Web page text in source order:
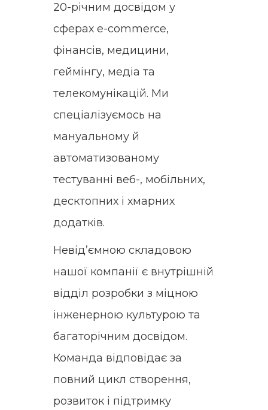
20-річним досвідом у
сферах e-commerce,
фінансів, медицини,
геймінгу, медіа та
телекомунікацій. Ми
спеціалізуємось на
мануальному й
автоматизованому
тестуванні веб-, мобільних,
десктопних і хмарних
додатків.
Невід’ємною складовою
нашої компанії є внутрішній
відділ розробки з міцною
інженерною культурою та
багаторічним досвідом.
Команда відповідає за
повний цикл створення,
розвиток і підтримку